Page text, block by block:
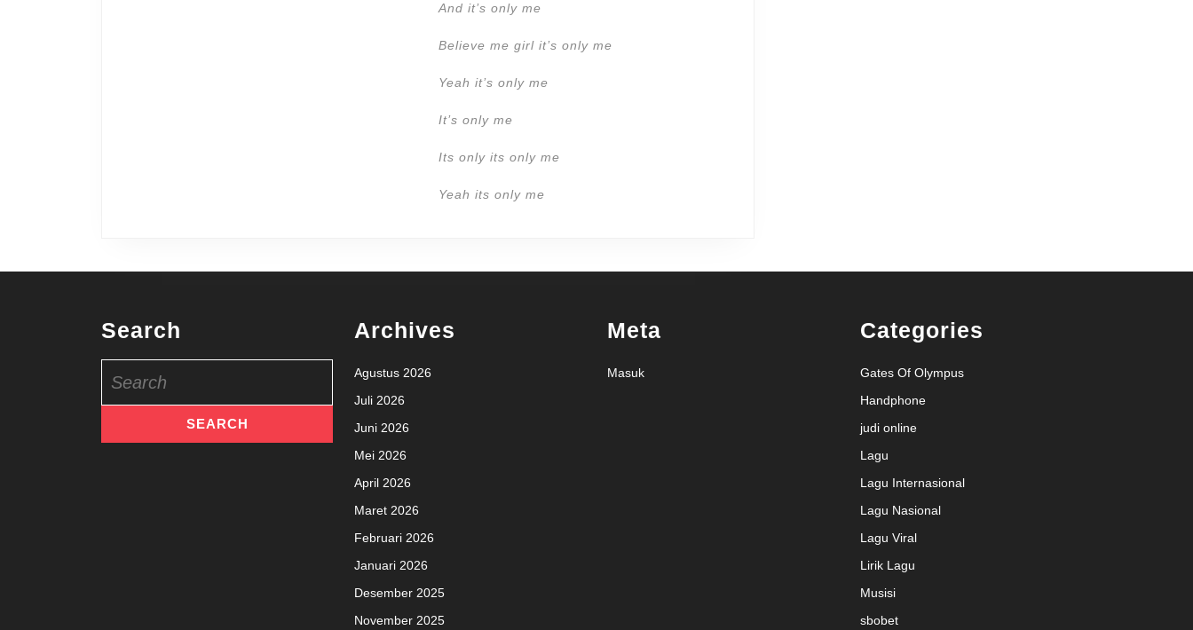
And it’s only me
Believe me girl it’s only me
Yeah it’s only me
It’s only me
Its only its only me
Yeah its only me
Search
for:
Archives
Agustus 2026
Juli 2026
Juni 2026
Mei 2026
April 2026
Maret 2026
Februari 2026
Januari 2026
Desember 2025
November 2025
Meta
Masuk
Categories
Gates Of Olympus
Handphone
judi online
Lagu
Lagu Internasional
Lagu Nasional
Lagu Viral
Lirik Lagu
Musisi
sbobet